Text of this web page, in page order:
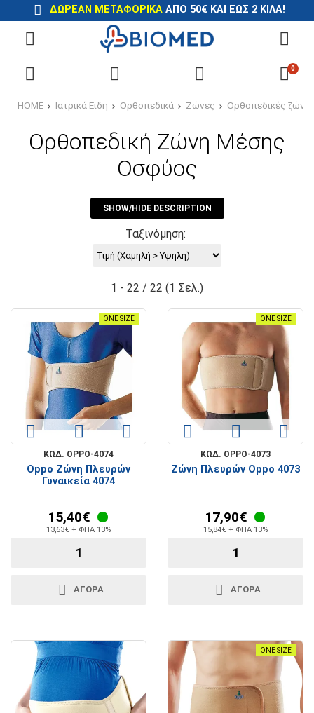
ΔΩΡΕΑΝ ΜΕΤΑΦΟΡΙΚΑΑΠΟ 50€ ΚΑΙ ΕΩΣ 2 ΚΙΛΑ!
0
HOME Ιατρικά Είδη Ορθοπεδικά Ζώνες Ορθοπεδικές
Ορθοπεδική Ζώνη Μέσης
Οσφύος
SHOW/HIDE DESCRIPTION
Ταξινόμηση:
1 - 22 / 22 (1 Σελ.)
ONE SIZE
ΚΩΔ. OPPO-4074
Oppo Ζώνη Πλευρών
Γυναικεία 4074
15,40€
13,63€ + ΦΠΑ 13%
ΑΓΟΡΑ
ONE SIZE
ΚΩΔ. OPPO-4073
Ζώνη Πλευρών Oppo 4073
17,90€
15,84€ + ΦΠΑ 13%
ΑΓΟΡΑ
ONE SIZE